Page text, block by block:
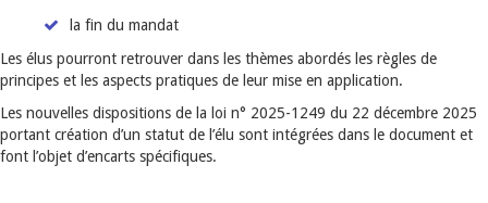
la fin du mandat
Les élus pourront retrouver dans les thèmes abordés les règles de
principes et les aspects pratiques de leur mise en application.
Les nouvelles dispositions de la loi n° 2025-1249 du 22 décembre 2025
portant création d’un statut de l’élu sont intégrées dans le document et
font l’objet d’encarts spécifiques.